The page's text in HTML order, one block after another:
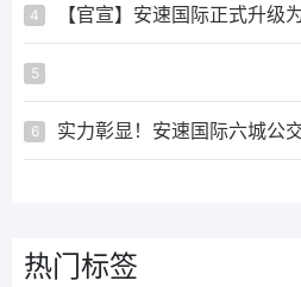
4 【官宣】安速国际正式升级
5
6 实力彰显！安速国际六城公
热门标签